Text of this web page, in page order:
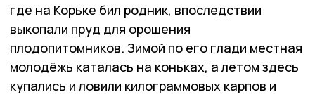
где на Корьке бил родник, впоследствии
выкопали пруд для орошения
плодопитомников. Зимой по его глади местная
молодёжь каталась на коньках, а летом здесь
купались и ловили килограммовых карпов и